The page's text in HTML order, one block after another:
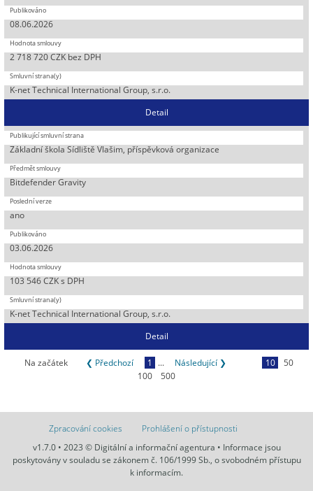
08.06.2026
2 718 720 CZK bez DPH
K-net Technical International Group, s.r.o.
Detail
Základní škola Sídliště Vlašim, příspěvková organizace
Bitdefender Gravity
ano
03.06.2026
103 546 CZK s DPH
K-net Technical International Group, s.r.o.
Detail
Na začátek ❮ Předchozí 1 ... Následující ❯ 10
50
100
500
Zpracování cookies
Prohlášení o přístupnosti
v1.7.0 • 2023 © Digitální a informační agentura • Informace jsou
poskytovány v souladu se zákonem č. 106/1999 Sb., o svobodném přístupu
k informacím.